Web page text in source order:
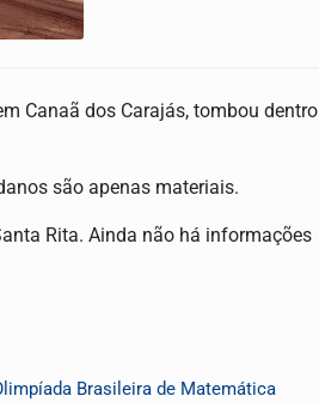
Canaã dos Carajás, tombou dentro
são apenas materiais.
Rita. Ainda não há informações
Brasileira de Matemática